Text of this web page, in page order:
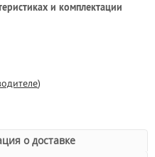
и комплектации
)
о доставке